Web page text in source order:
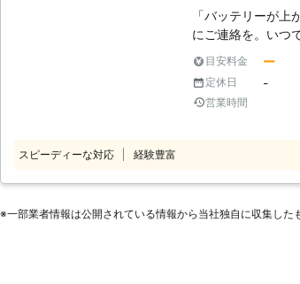
会社林レッカー
両にも対応可能で
ッカーにお任せい
でご連絡ください。 有限会社林レッカーは、福岡県を中心にいつでもお客
様からの依頼にお
生した際は、有限
「バッテリーが
にご連絡を。いつ
<車のバッテリー上がりは24
ービス業者にお任
できる24時間営業
らなくてどうしよ
います。普段は車
目安料金 ー
定休日 -
営業時間
スピーディーな対応 経験豊富
※⼀部業者情報は公開されている情報から当社独⾃に収集した